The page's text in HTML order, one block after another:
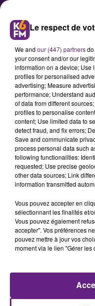
Un dernier
Pierre
56 ans.
Son décès,
après un
maladie,
Publié : 28 février
Le respect de
We and our (447) partners
your consent and/or our
information on a device; Use
profiles for personalised
advertising; Measure
performance; Understand
of data from different
profiles to personalise
content; Use limited data to
detect fraud, and fix errors;
Save and communicate
process personal data such
following functionalities:
requested; Use precise
other data sources; Link
information transmitted
Vous pouvez accepter en
sélectionnant les finalités et/
Vous pouvez également
accepter". Vos préférences
pouvez mettre à jour vos
moment via le lien "Gérer